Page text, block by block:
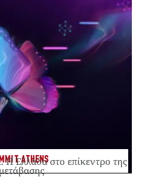
ATHENS
Ελλάδα στο επίκεντρο της